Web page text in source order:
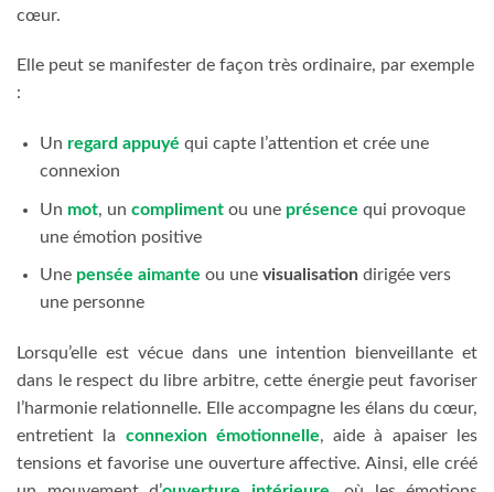
cœur.
Elle peut se manifester de façon très ordinaire, par exemple
:
Un regard appuyé qui capte l’attention et crée une
connexion
Un mot, un compliment ou une présence qui provoque
une émotion positive
Une pensée aimante ou une visualisation dirigée vers
une personne
Lorsqu’elle est vécue dans une intention bienveillante et
dans le respect du libre arbitre, cette énergie peut favoriser
l’harmonie relationnelle. Elle accompagne les élans du cœur,
entretient la connexion émotionnelle, aide à apaiser les
tensions et favorise une ouverture affective. Ainsi, elle créé